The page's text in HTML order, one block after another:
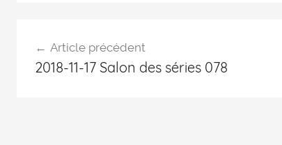
Article précédent
2018-11-17 Salon des séries 078